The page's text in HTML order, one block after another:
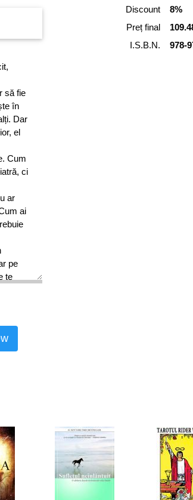
să fie
în
Dar
el
Cum
ci
ar
ai
pe
te
nu
Discount
8%
Preț final
I.S.B.N.
978-